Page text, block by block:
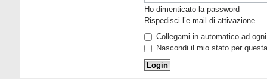
Ho dimenticato la password
Rispedisci l’e-mail di attivazione
Collegami in automatico ad
Nascondi il mio stato per